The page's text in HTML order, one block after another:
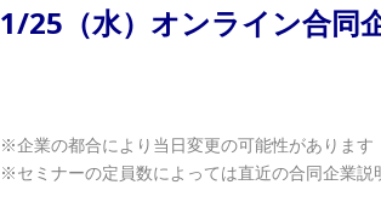
1/25（水）オンライン合同
※企業の都合により当日変更の可能性があります
※セミナーの定員数によっては直近の合同企業説